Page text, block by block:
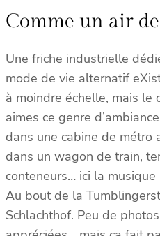
Comme un air
Une friche industrielle
mode de vie alternatif
à moindre échelle, mais
aimes ce genre
dans une cabine de métro
dans un wagon de train,
conteneurs… ici la
Au bout de la
Schlachthof. Peu de